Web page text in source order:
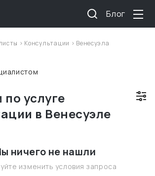
Блог
> Консультации > Венесуэла
услуге
в Венесуэле
ничего не нашли
изменить условия запроса